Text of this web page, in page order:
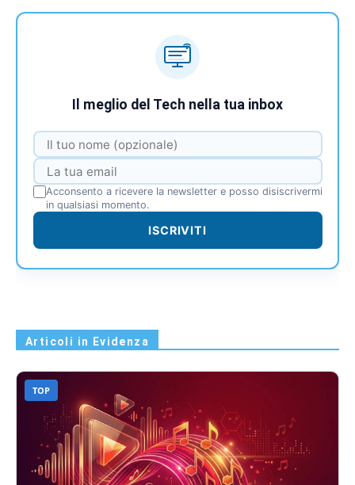
Il meglio del Tech nella tua inbox
Acconsento a ricevere la newsletter e posso disiscrivermi
in qualsiasi momento.
ISCRIVITI
Articoli in Evidenza
TOP